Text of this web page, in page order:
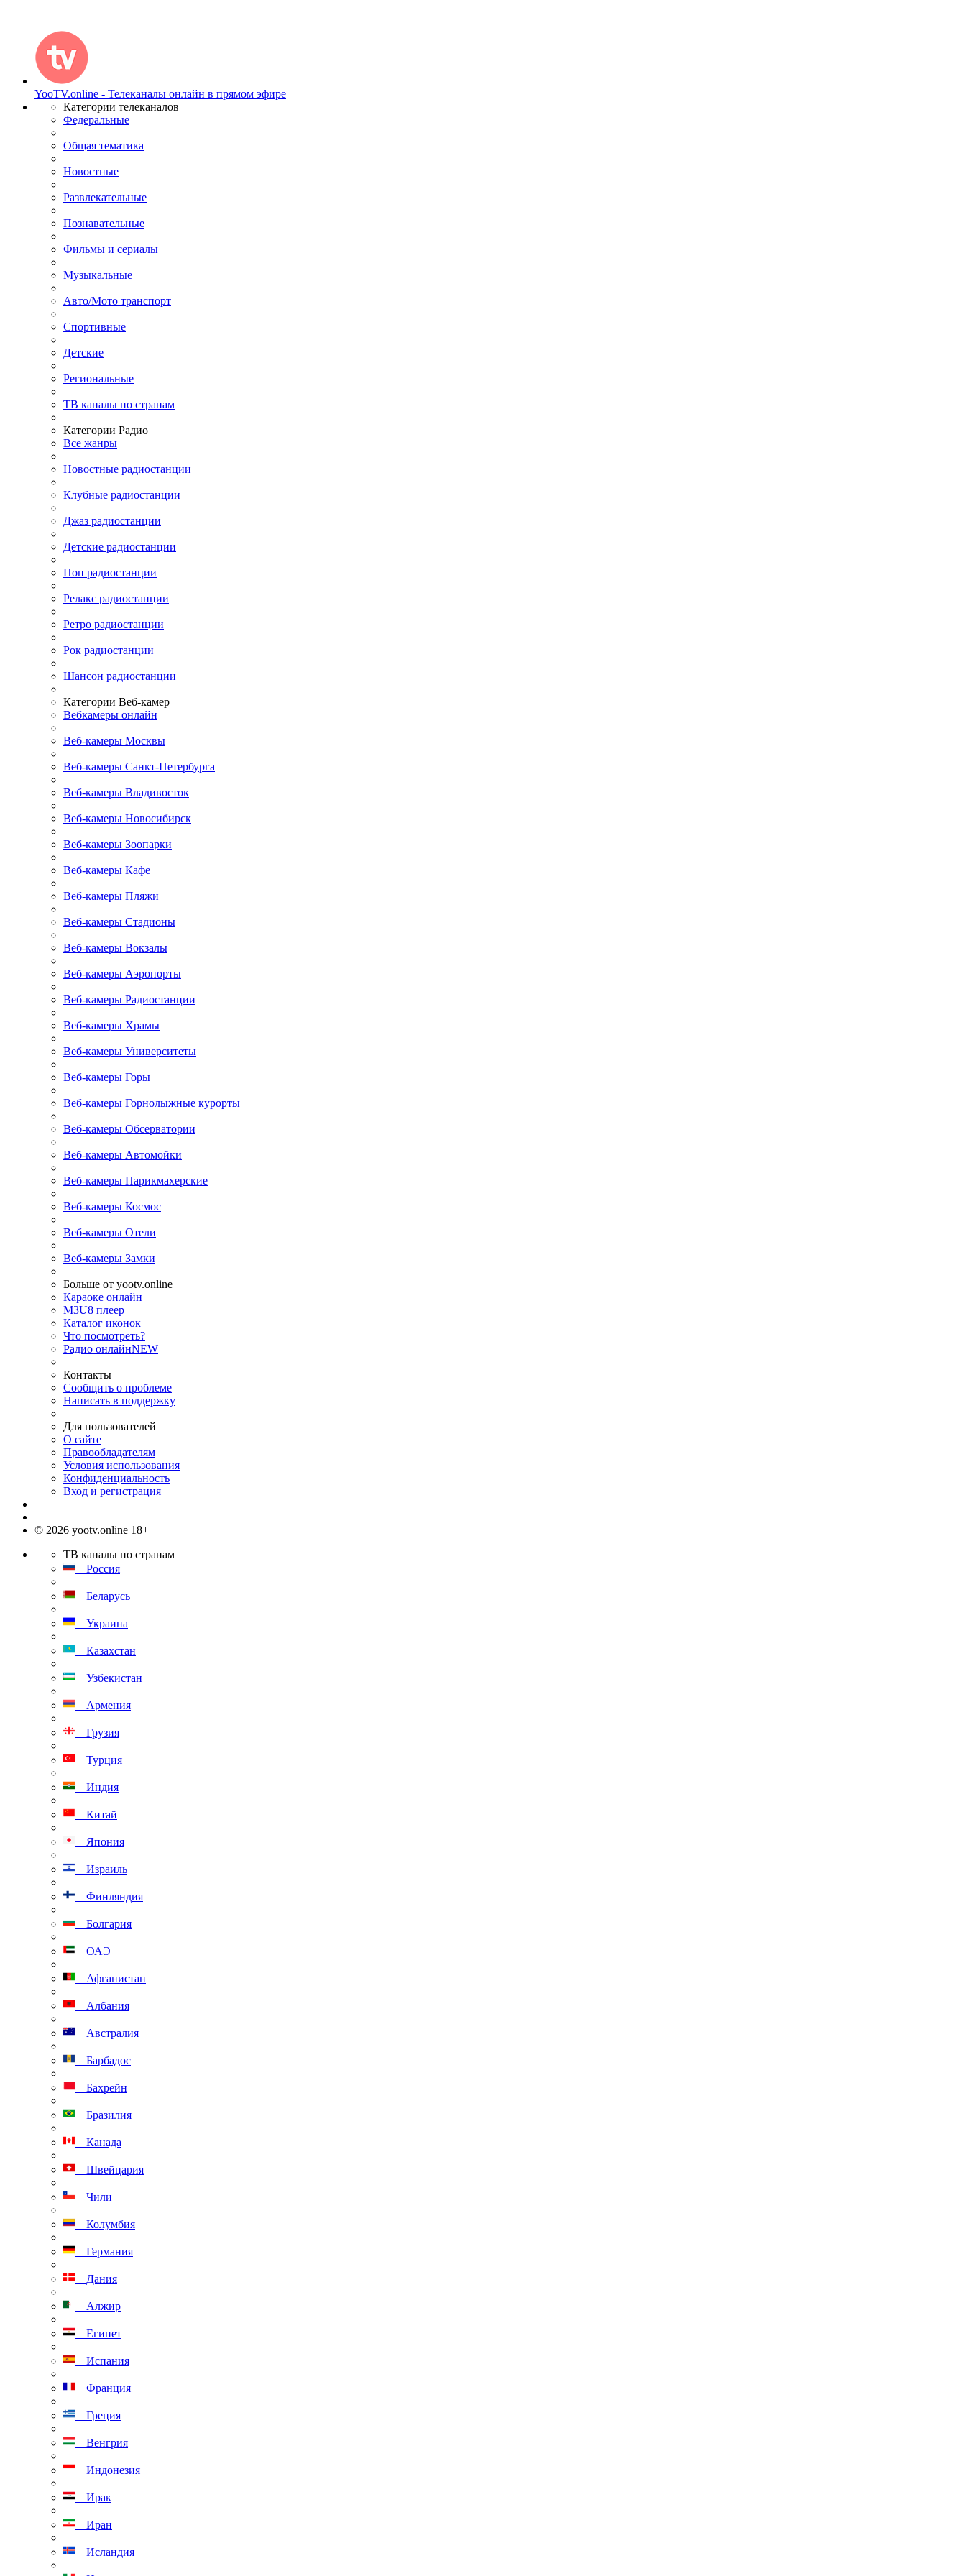
YooTV.online - Телеканалы онлайн в прямом эфире
Категории телеканалов
Федеральные
Общая тематика
Новостные
Развлекательные
Познавательные
Фильмы и сериалы
Музыкальные
Авто/Мото транспорт
Спортивные
Детские
Региональные
ТВ каналы по странам
Категории Радио
Все жанры
Новостные радиостанции
Клубные радиостанции
Джаз радиостанции
Детские радиостанции
Поп радиостанции
Релакс радиостанции
Ретро радиостанции
Рок радиостанции
Шансон радиостанции
Категории Веб-камер
Вебкамеры онлайн
Веб-камеры Москвы
Веб-камеры Санкт-Петербурга
Веб-камеры Владивосток
Веб-камеры Новосибирск
Веб-камеры Зоопарки
Веб-камеры Кафе
Веб-камеры Пляжи
Веб-камеры Стадионы
Веб-камеры Вокзалы
Веб-камеры Аэропорты
Веб-камеры Радиостанции
Веб-камеры Храмы
Веб-камеры Университеты
Веб-камеры Горы
Веб-камеры Горнолыжные курорты
Веб-камеры Обсерватории
Веб-камеры Автомойки
Веб-камеры Парикмахерские
Веб-камеры Космос
Веб-камеры Отели
Веб-камеры Замки
Больше от yootv.online
Караоке онлайн
M3U8 плеер
Каталог иконок
Что посмотреть?
Радио онлайнNEW
Контакты
Сообщить о проблеме
Написать в поддержку
Для пользователей
О сайте
Правообладателям
Условия использования
Конфиденциальность
Вход и регистрация
© 2026 yootv.online 18+
ТВ каналы по странам
Россия
Беларусь
Украина
Казахстан
Узбекистан
Армения
Грузия
Турция
Индия
Китай
Япония
Израиль
Финляндия
Болгария
ОАЭ
Афганистан
Албания
Австралия
Барбадос
Бахрейн
Бразилия
Канада
Швейцария
Чили
Колумбия
Германия
Дания
Алжир
Египет
Испания
Франция
Греция
Венгрия
Индонезия
Ирак
Иран
Исландия